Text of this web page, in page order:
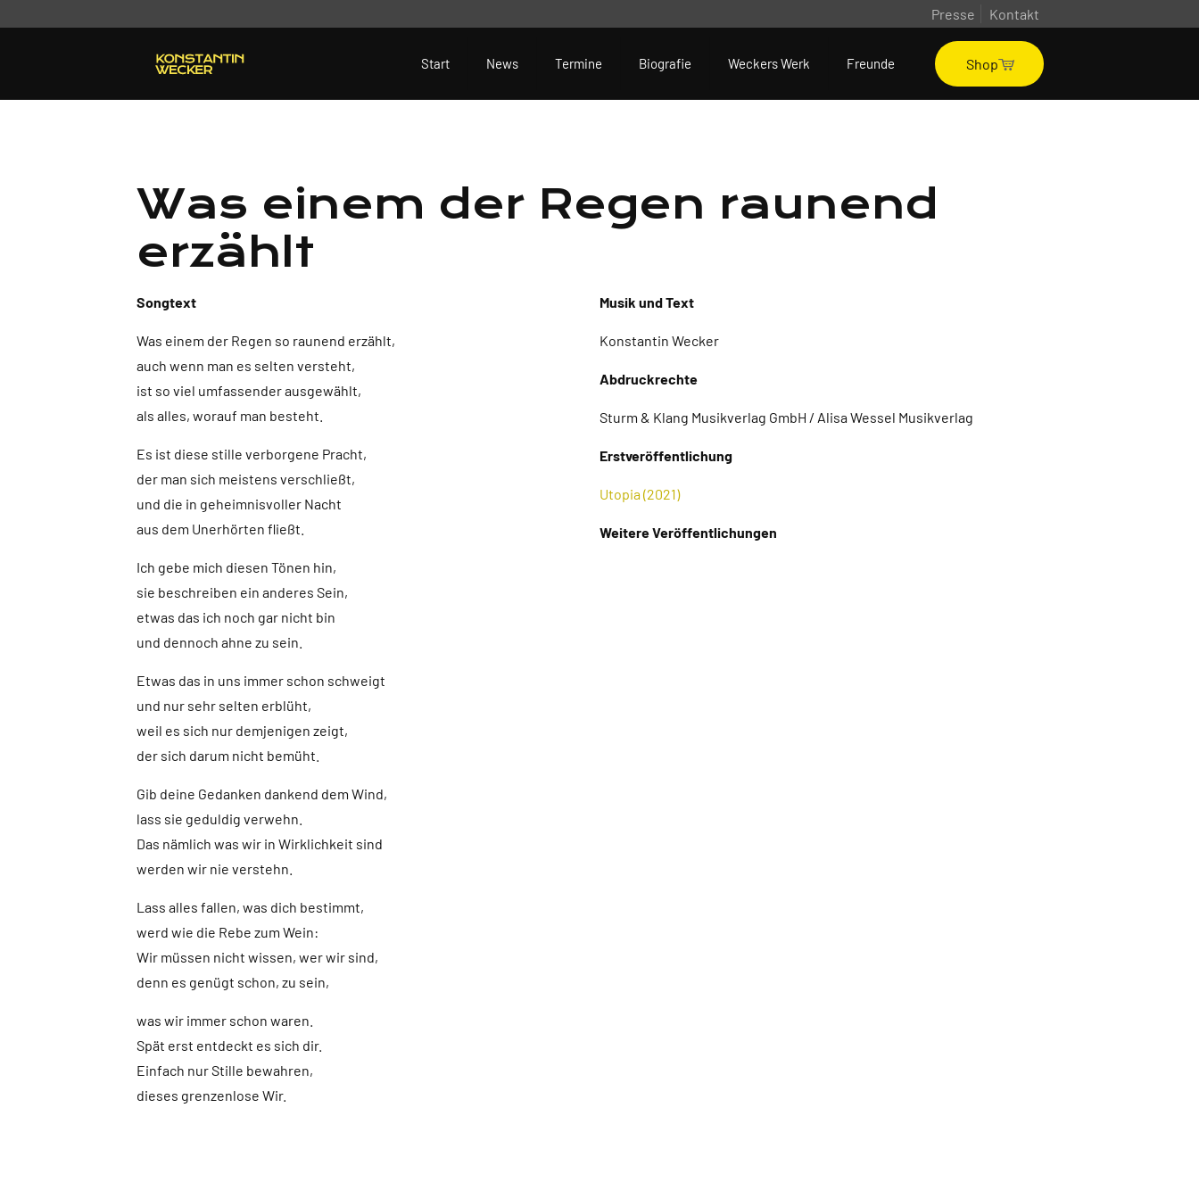
Presse Kontakt
Start News Termine Biografie Weckers Werk Freunde Shop
Was einem der Regen raunend
erzählt
Songtext
Was einem der Regen so raunend erzählt,
auch wenn man es selten versteht,
ist so viel umfassender ausgewählt,
als alles, worauf man besteht.
Es ist diese stille verborgene Pracht,
der man sich meistens verschließt,
und die in geheimnisvoller Nacht
aus dem Unerhörten fließt.
Ich gebe mich diesen Tönen hin,
sie beschreiben ein anderes Sein,
etwas das ich noch gar nicht bin
und dennoch ahne zu sein.
Etwas das in uns immer schon schweigt
und nur sehr selten erblüht,
weil es sich nur demjenigen zeigt,
der sich darum nicht bemüht.
Gib deine Gedanken dankend dem Wind,
lass sie geduldig verwehn.
Das nämlich was wir in Wirklichkeit sind
werden wir nie verstehn.
Lass alles fallen, was dich bestimmt,
werd wie die Rebe zum Wein:
Wir müssen nicht wissen, wer wir sind,
denn es genügt schon, zu sein,
was wir immer schon waren.
Spät erst entdeckt es sich dir.
Einfach nur Stille bewahren,
dieses grenzenlose Wir.
Musik und Text
Konstantin Wecker
Abdruckrechte
Sturm & Klang Musikverlag GmbH / Alisa Wessel Musikverlag
Erstveröffentlichung
Utopia (2021)
Weitere Veröffentlichungen